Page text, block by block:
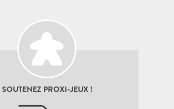
SOUTENEZ PROXI-JEUX !